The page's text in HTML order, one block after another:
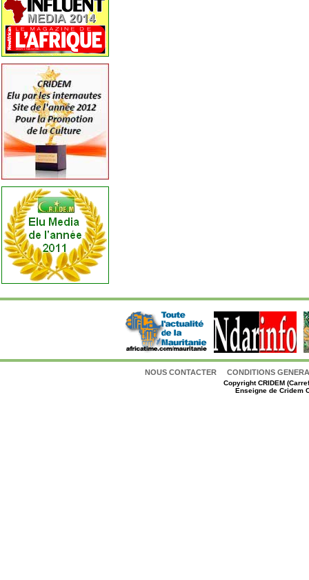
NOUS CONTACTER CONDITIONS
CopyrightCRIDEM
Enseigne de Cridem